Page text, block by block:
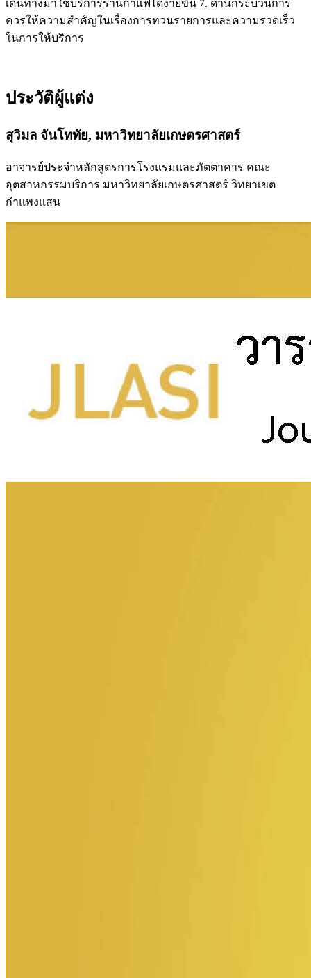
เดินทางมาใช้บริการร้านกาแฟได้ง่ายขึ้น 7. ด้านกระบวนการ
ควรให้ความสำคัญในเรื่องการทวนรายการและความรวดเร็ว
ในการให้บริการ
ประวัติผู้แต่ง
สุวิมล จันโททัย, มหาวิทยาลัยเกษตรศาสตร์
อาจารย์ประจำหลักสูตรการโรงแรมและภัตตาคาร คณะ
อุตสาหกรรมบริการ มหาวิทยาลัยเกษตรศาสตร์ วิทยาเขต
กำแพงแสน